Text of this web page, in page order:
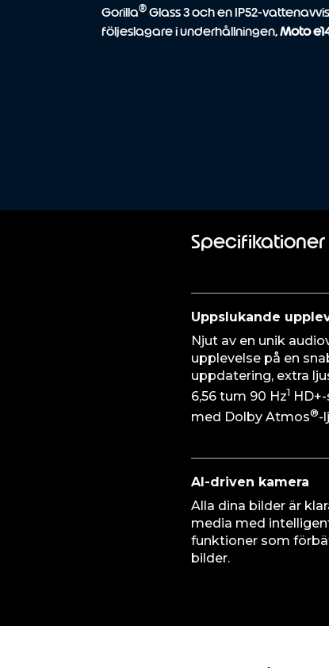
Gorilla®Glass 3 och en IP52-
följeslagare i underhållningen,Moto
Specifikationer
Uppslukande
Njut av en unik
upplevelse på en
uppdatering, extra
6,56 tum 90 Hz1
med Dolby Atmos®-
AI-driven kamera
Alla dina bilder är
media med
funktioner som
bilder.